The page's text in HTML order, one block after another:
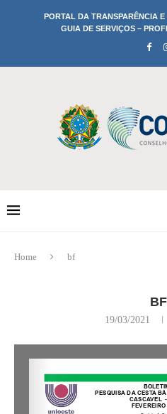
PORTAL DA TRANSPARÊNCIA
GUIA DE SERVIÇOS –
Home bf
BF
19/03/2021